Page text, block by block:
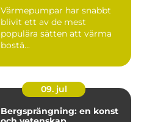
Värmepumpar har snabbt
blivit ett av de mest
populära sätten att värma
bostä...
09. jul
Bergsprängning: en konst